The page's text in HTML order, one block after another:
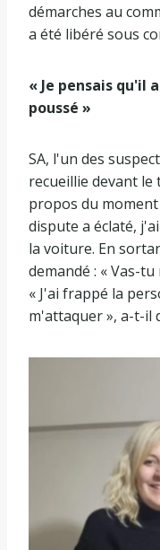
démarches au
a été libéré sous
« Je pensais
poussé »
SA, l'un des
recueillie devant le
propos du moment
dispute a éclaté,
la voiture. En
demandé : « Vas-
« J'ai frappé la
m'attaquer », a-t-il